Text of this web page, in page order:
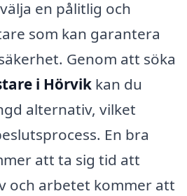
en pålitlig och
som kan garantera
Genom att söka
i Hörvik kan du
alternativ, vilket
En bra
att ta sig tid att
och arbetet kommer att